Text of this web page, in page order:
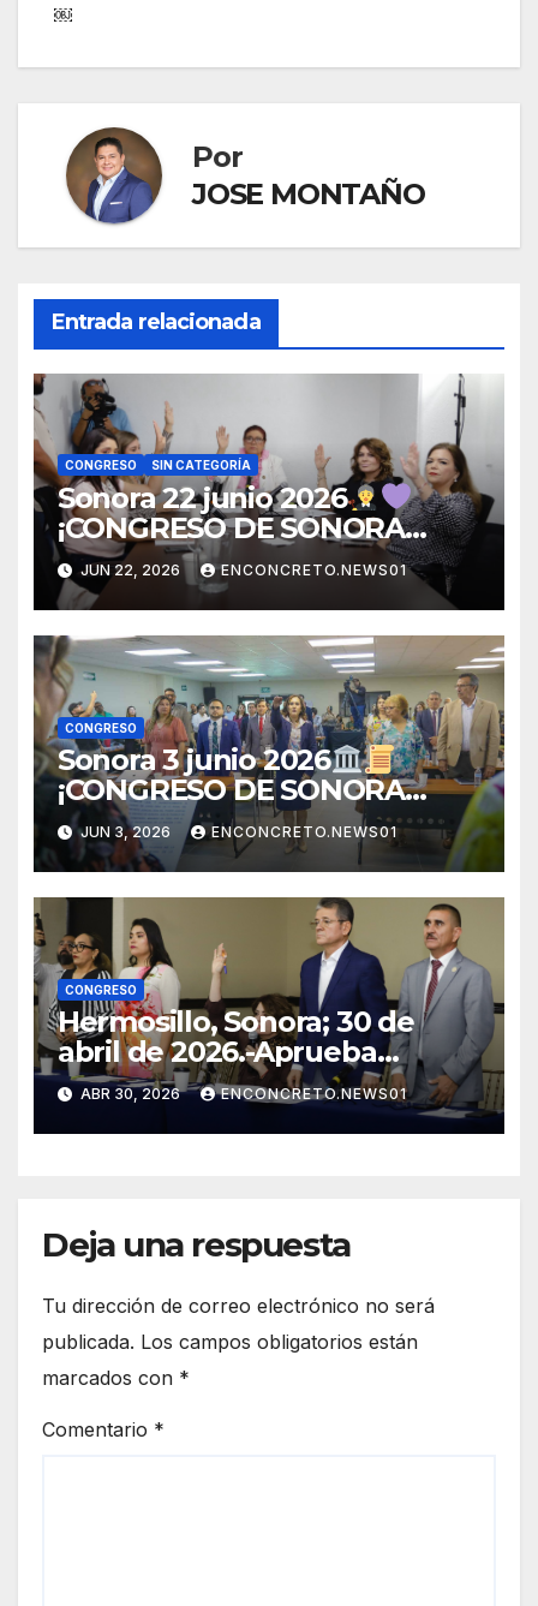
￼
Por
JOSE MONTAÑO
Entrada relacionada
CONGRESO SIN CATEGORÍA
Sonora 22 junio 2026
¡CONGRESO DE SONORA
ABRE CONVOCATORIA PARA
TITULAR DE LA UNIDAD DE
IGUALDAD DE GÉNERO!
JUN 22, 2026 ENCONCRETO.NEWS01
CONGRESO
Sonora 3 junio 2026
¡CONGRESO DE SONORA
APRUEBA CAMBIOS
ELECTORALES Y ANALIZA
NUEVAS REFORMAS!
JUN 3, 2026 ENCONCRETO.NEWS01
CONGRESO
Hermosillo, Sonora; 30 de
abril de 2026.-Aprueba
Congreso de Sonora ley para
personas migrantes, atiende
amparo y concluye periodo
ABR 30, 2026 ENCONCRETO.NEWS01
Deja una respuesta
Tu dirección de correo electrónico no será
publicada. Los campos obligatorios están
marcados con *
Comentario *